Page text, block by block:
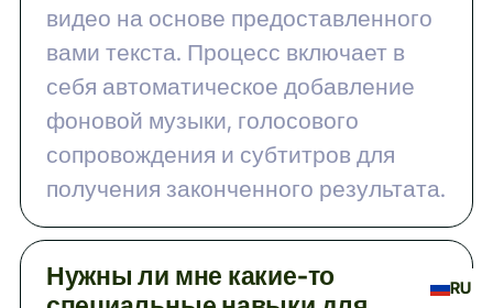
видео на основе предоставленного
вами текста. Процесс включает в
себя автоматическое добавление
фоновой музыки, голосового
сопровождения и субтитров для
получения законченного результата.
Нужны ли мне какие-то
RU